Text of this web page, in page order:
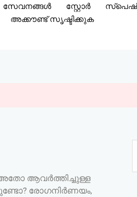
സേവനങ്ങൾ സ്റ്റോർ
അക്കൗണ്ട് സൃഷ്ടിക്കുക
അതോ ആവർത്തിച്ചുള്ള
രോഗനിർണയം,